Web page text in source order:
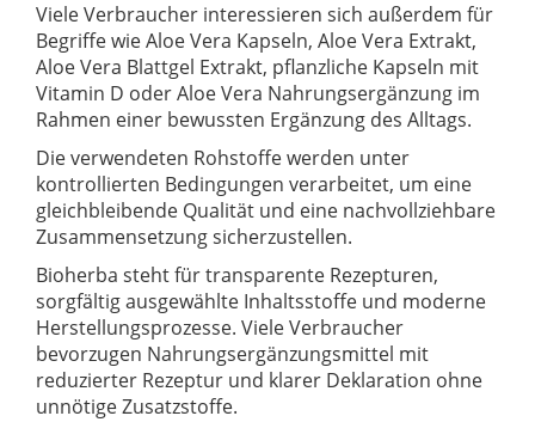
Viele Verbraucher interessieren sich außerdem für
Begriffe wie Aloe Vera Kapseln, Aloe Vera Extrakt,
Aloe Vera Blattgel Extrakt, pflanzliche Kapseln mit
Vitamin D oder Aloe Vera Nahrungsergänzung im
Rahmen einer bewussten Ergänzung des Alltags.
Die verwendeten Rohstoffe werden unter
kontrollierten Bedingungen verarbeitet, um eine
gleichbleibende Qualität und eine nachvollziehbare
Zusammensetzung sicherzustellen.
Bioherba steht für transparente Rezepturen,
sorgfältig ausgewählte Inhaltsstoffe und moderne
Herstellungsprozesse. Viele Verbraucher
bevorzugen Nahrungsergänzungsmittel mit
reduzierter Rezeptur und klarer Deklaration ohne
unnötige Zusatzstoffe.